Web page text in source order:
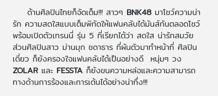
ด้านศิลปินไทยก็จัดเต็ม!!! สาวๆ BNK48 มาโชว์ความน่า
รัก ความสดใสแบบเต็มพิกัดให้แฟนคลับได้มันส์กันตลอดโชว์
พร้อมเปิดตัวเทรนนี่ รุ่น 5 ที่เรียกได้ว่า สดใส น่ารักสมวัย
ส่วนศิลปินสาว ม่านมุก ชดาธาร ที่ผันตัวมาทำหน้าที่ ศิลปิน
เดี่ยว ก็ยังครองใจแฟนคลับได้เป็นอย่างดี หนุ่มๆ วง
ZOLAR และFESSTAก็ยังขนความหล่อและความสามารถ
ทางด้านการร้องและการเต้นได้อย่างน่าทึ่ง!!!